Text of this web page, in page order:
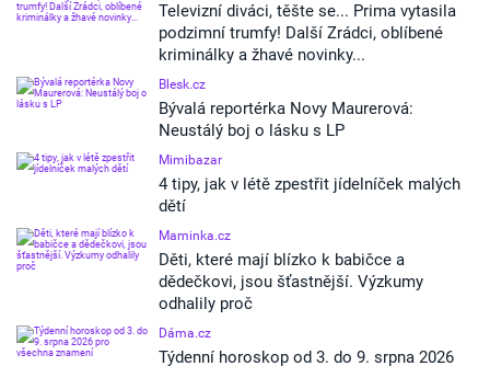
Televizní diváci, těšte se... Prima vytasila
podzimní trumfy! Další Zrádci, oblíbené
kriminálky a žhavé novinky...
Blesk.cz
Bývalá reportérka Novy Maurerová:
Neustálý boj o lásku s LP
Mimibazar
4 tipy, jak v létě zpestřit jídelníček malých
dětí
Maminka.cz
Děti, které mají blízko k babičce a
dědečkovi, jsou šťastnější. Výzkumy
odhalily proč
Dáma.cz
Týdenní horoskop od 3. do 9. srpna 2026